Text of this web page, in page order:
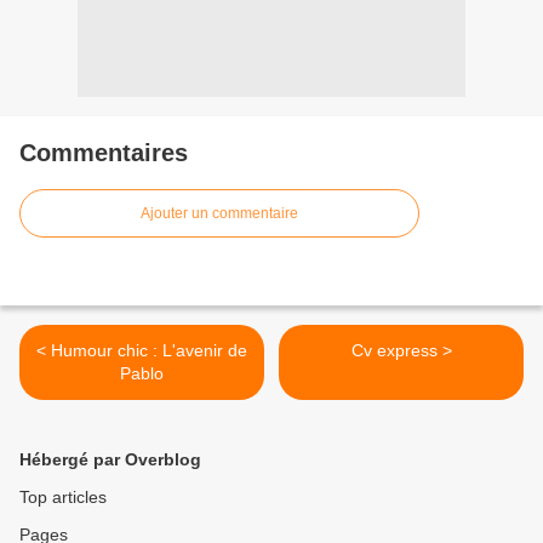
Commentaires
Ajouter un commentaire
< Humour chic : L'avenir de
Pablo
Cv express >
Hébergé par Overblog
Top articles
Pages